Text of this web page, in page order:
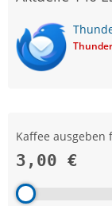
Thunder
Kaffee ausgeben
3,00 €